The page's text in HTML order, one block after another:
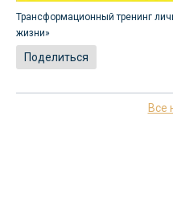
Трансформационный тренинг
жизни»
Поделиться
Все